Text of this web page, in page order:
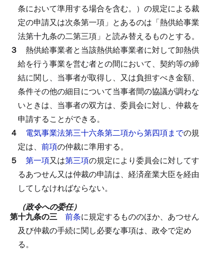
条において準用する場合を含む。）の規定による裁
定の申請又は次条第一項」とあるのは「熱供給事業
法第十九条の二第三項」と読み替えるものとする。
３ 熱供給事業者と当該熱供給事業者に対して卸熱供
給を行う事業を営む者との間において、契約等の締
結に関し、当事者が取得し、又は負担すべき金額、
条件その他の細目について当事者間の協議が調わな
いときは、当事者の双方は、委員会に対し、仲裁を
申請することができる。
４ 電気事業法第三十六条第二項から第四項までの規
定は、 前項の仲裁に準用する。
５ 第一項又は第三項の規定により委員会に対してす
るあつせん又は仲裁の申請は、経済産業大臣を経由
してしなければならない。
（政令への委任）
第十九条の三 前条に規定するもののほか、あつせん
及び仲裁の手続に関し必要な事項は、政令で定め
る。